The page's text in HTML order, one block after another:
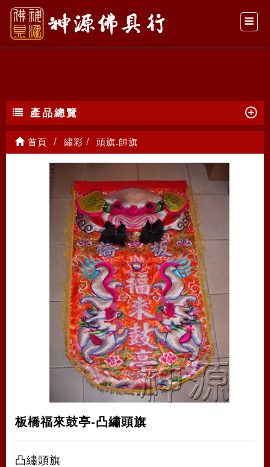
頭旗.帥旗
產品總覽
首頁 繡彩 頭旗.帥旗
板橋福來鼓亭-凸繡頭旗
凸繡頭旗